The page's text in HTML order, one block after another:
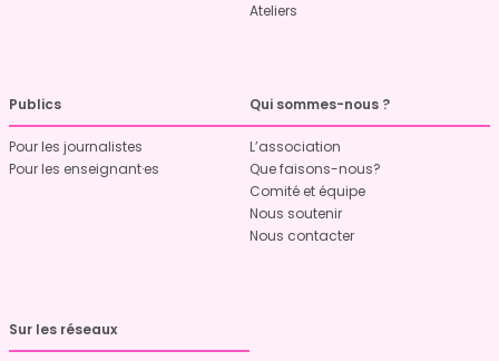
Ateliers
Publics
Pour les journalistes
Pour les enseignant·es
Qui sommes-nous ?
L’association
Que faisons-nous?
Comité et équipe
Nous soutenir
Nous contacter
Sur les réseaux